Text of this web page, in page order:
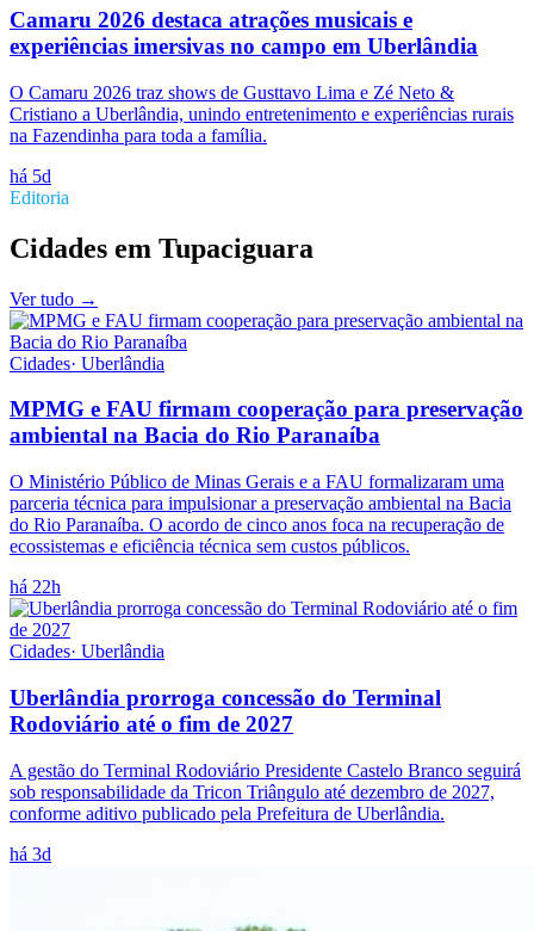
Camaru 2026 destaca atrações musicais e
experiências imersivas no campo em Uberlândia
O Camaru 2026 traz shows de Gusttavo Lima e Zé Neto &
Cristiano a Uberlândia, unindo entretenimento e experiências rurais
na Fazendinha para toda a família.
há 5d
Editoria
Cidades em Tupaciguara
Ver tudo →
Cidades· Uberlândia
MPMG e FAU firmam cooperação para preservação
ambiental na Bacia do Rio Paranaíba
O Ministério Público de Minas Gerais e a FAU formalizaram uma
parceria técnica para impulsionar a preservação ambiental na Bacia
do Rio Paranaíba. O acordo de cinco anos foca na recuperação de
ecossistemas e eficiência técnica sem custos públicos.
há 22h
Cidades· Uberlândia
Uberlândia prorroga concessão do Terminal
Rodoviário até o fim de 2027
A gestão do Terminal Rodoviário Presidente Castelo Branco seguirá
sob responsabilidade da Tricon Triângulo até dezembro de 2027,
conforme aditivo publicado pela Prefeitura de Uberlândia.
há 3d